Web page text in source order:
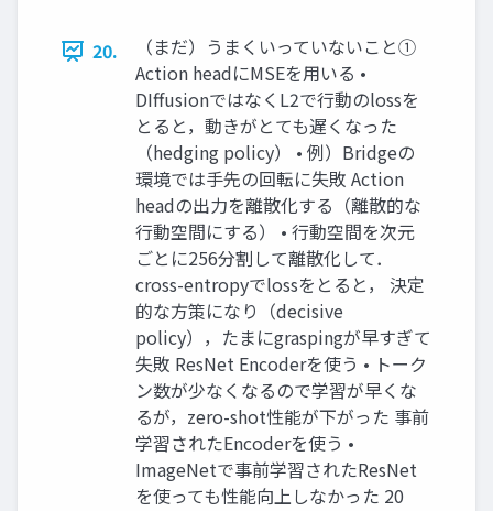
20.
（まだ）うまくいっていないこと①
Action headにMSEを用いる •
DIffusionではなくL2で行動のlossを
とると，動きがとても遅くなった
（hedging policy） • 例）Bridgeの
環境では手先の回転に失敗 Action
headの出力を離散化する（離散的な
行動空間にする） • 行動空間を次元
ごとに256分割して離散化して．
cross-entropyでlossをとると， 決定
的な方策になり（decisive
policy），たまにgraspingが早すぎて
失敗 ResNet Encoderを使う • トーク
ン数が少なくなるので学習が早くな
るが，zero-shot性能が下がった 事前
学習されたEncoderを使う •
ImageNetで事前学習されたResNet
を使っても性能向上しなかった 20